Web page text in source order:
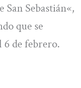
San Sebastián«,
que se
6 de febrero.